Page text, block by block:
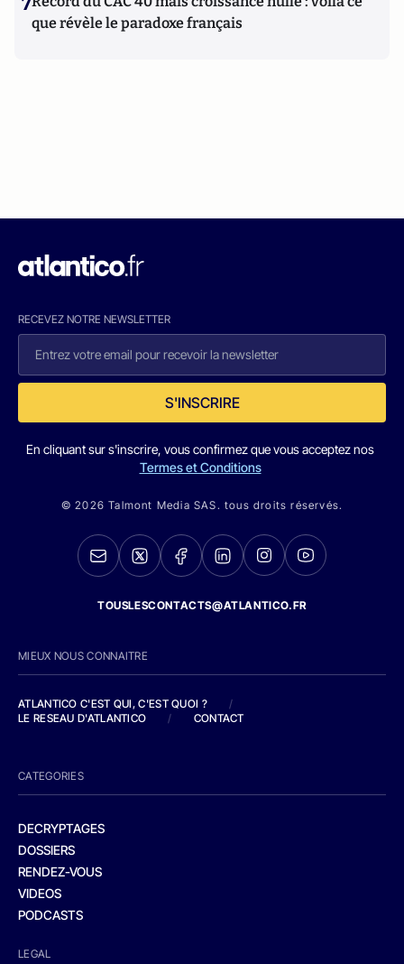
que révèle le paradoxe français
RECEVEZ NOTRE NEWSLETTER
S'INSCRIRE
En cliquant sur s'inscrire, vous confirmez que vous acceptez nos
Termes et Conditions
© 2026 Talmont Media SAS. tous droits réservés.
TOUSLESCONTACTS@ATLANTICO.FR
MIEUX NOUS CONNAITRE
ATLANTICO C'EST QUI, C'EST QUOI ?
/
LE RESEAU D'ATLANTICO
/ CONTACT
CATEGORIES
DECRYPTAGES
DOSSIERS
RENDEZ-VOUS
VIDEOS
PODCASTS
LEGAL